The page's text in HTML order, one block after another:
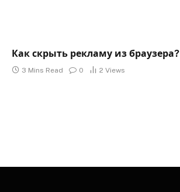
Как скрыть рекламу из браузера?
3 Mins Read 0 2 Views